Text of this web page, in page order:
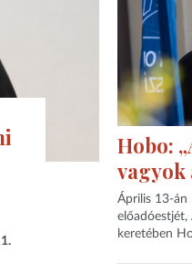
Hobo:
vagyok
Április 13-án
előadóestjét,
keretében